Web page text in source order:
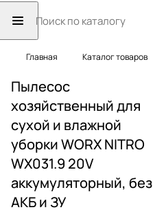
Главная Каталог товаров
Пылесос
хозяйственный для
сухой и влажной
уборки WORX NITRO
WX031.9 20V
аккумуляторный, без
АКБ и ЗУ